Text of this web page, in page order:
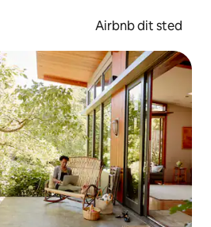
Airbnb dit sted